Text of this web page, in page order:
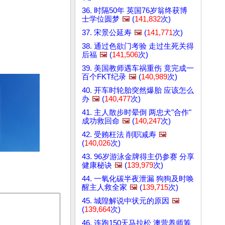
36. 时隔50年 英国76岁翁终获博
士学位圆梦 🖼️ (141,832次)
37. 宋景公延寿 🖼️ (141,771次)
38. 通过色欲门考验 走过生死关得
后福 🖼️ (141,506次)
39. 美国教师遇车祸重伤 竟完成一
百个FKT纪录 🖼️ (140,989次)
40. 开车时轮胎突然爆胎 应该怎么
办 🖼️ (140,477次)
41. 主人散步时晕倒 两忠犬"合作"
成功救回命 🖼️ (140,247次)
42. 受贿枉法 削职减寿 🖼️
(140,026次)
43. 96岁游泳金牌得主仍参赛 分享
健康秘诀 🖼️ (139,979次)
44. 一氧化碳半夜泄漏 狗狗及时唤
醒主人救全家 🖼️ (139,715次)
45. 城隍解说中状元的原因 🖼️
(139,664次)
46. 连跑150天马拉松 澳营养师筹